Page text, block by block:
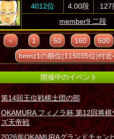
4012位
4.00段
127
member9 二段
＜ 1 50 160 500
hmnz1の順位(115035位)付近
開催中のイベント
第14回王位戦棋士団の部
OKAMURA フィノラ杯 第12回将棋
ズ天帝戦
2026年OKAMURAグランドチャン